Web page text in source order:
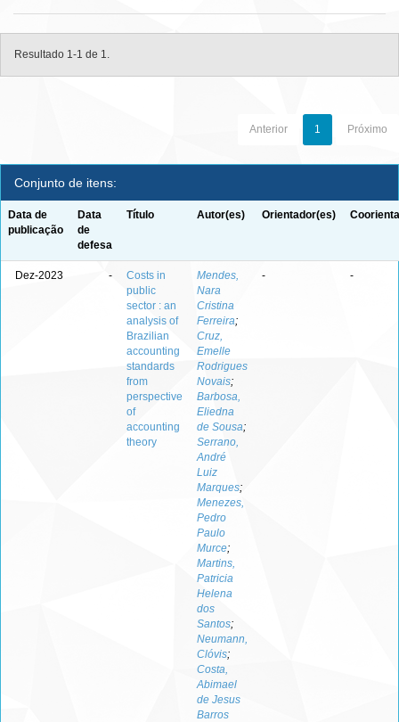
Resultado 1-1 de 1.
Anterior 1 Próximo
Conjunto de itens:
Data de
publicação
Data
de
defesa
Título Autor(es) Orientador(es)
Dez-2023 -
Costs in
public
sector : an
analysis of
Brazilian
accounting
standards
from
perspective
of
accounting
theory
Mendes,
Nara
Cristina
Ferreira;
Cruz,
Emelle
Rodrigues
Novais;
Barbosa,
Eliedna
de Sousa;
Serrano,
André
Luiz
Marques;
Menezes,
Pedro
Paulo
Murce;
Martins,
Patricia
Helena
dos
Santos;
Neumann,
Clóvis;
Costa,
Abimael
de Jesus
Barros
- -